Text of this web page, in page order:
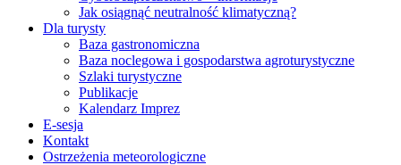
Jak osiągnąć neutralność klimatyczną?
Dla turysty
Baza gastronomiczna
Baza noclegowa i gospodarstwa agroturystyczne
Szlaki turystyczne
Publikacje
Kalendarz Imprez
E-sesja
Kontakt
Ostrzeżenia meteorologiczne